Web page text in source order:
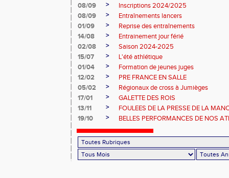
08/09
>
Inscriptions 2024/2025
08/09
>
Entraînements lancers
01/09
>
Reprise des entraînements
14/08
>
Entrainement jour férié
02/08
>
Saison 2024-2025
15/07
>
L'été athlétique
01/04
>
Formation de jeunes juges
12/02
>
PRE FRANCE EN SALLE
05/02
>
Régionaux de cross à Jumièges
17/01
>
GALETTE DES ROIS
13/11
>
FOULEES DE LA PRESSE DE LA
19/10
> BELLES PERFORMANCES DE NOS